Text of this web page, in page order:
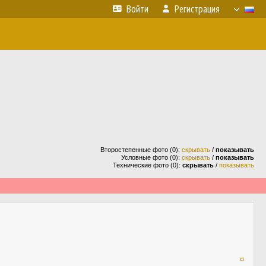
Войти Регистрация
Второстепенные фото (0): скрывать / показывать
Условные фото (0): скрывать / показывать
Технические фото (0): скрывать / показывать
¤